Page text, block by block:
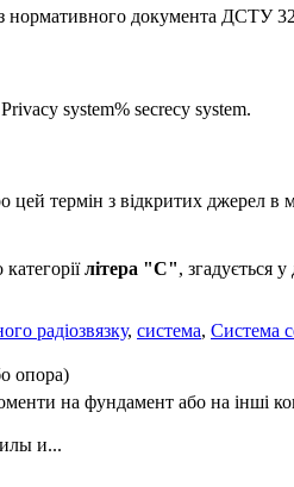
нормативного документа ДСТУ
system% secrecy system.
термін з відкритих джерел в
літера "С", згадується
радіозвязку, система, Система
опора)
на фундамент або на інші
и...